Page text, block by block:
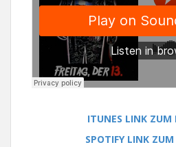
ITUNES LINK ZUM
SPOTIFY LINK